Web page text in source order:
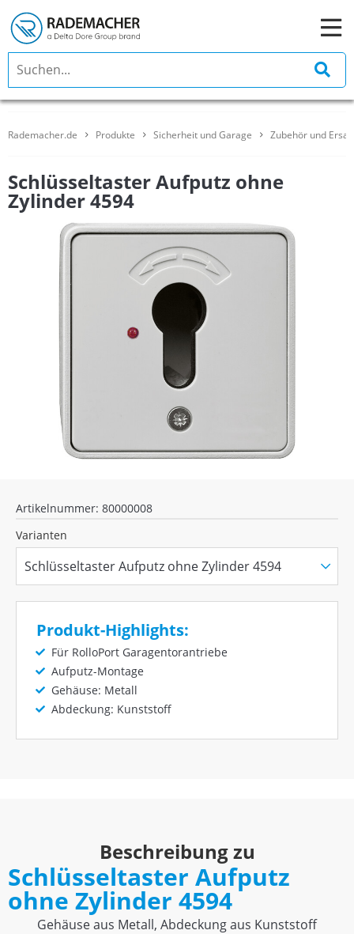
Rademacher.de Produkte Sicherheit und Garage Zubehör und
Schlüsseltaster Aufputz ohne
Zylinder 4594
Artikelnummer: 80000008
Varianten
Produkt-Highlights:
Für RolloPort Garagentorantriebe
Aufputz-Montage
Gehäuse: Metall
Abdeckung: Kunststoff
Beschreibung zu
Schlüsseltaster Aufputz
ohne Zylinder 4594
Gehäuse aus Metall, Abdeckung aus Kunststoff